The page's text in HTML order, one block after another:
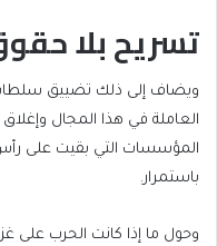
تسريح بلا
ويضاف إلى ذلك تضييق
العاملة في هذا المجال
المؤسسات التي بقيت على
باستمرار.
وحول ما إذا كانت الحرب